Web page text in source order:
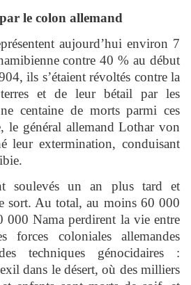
le colon allemand
aujourd’hui environ 7
contre 40 % au début
ils s’étaient révoltés contre la
et de leur bétail par les
centaine de morts parmi ces
le général allemand Lothar von
leur extermination, conduisant
soulevés un an plus tard et
sort. Au total, au moins 60 000
000 Nama perdirent la vie entre
coloniales allemandes
techniques génocidaires :
exil dans le désert, où des milliers